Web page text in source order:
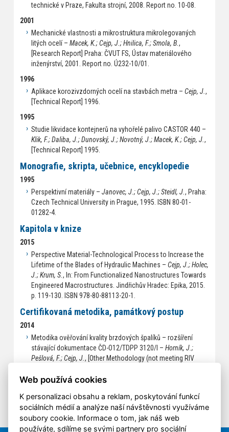
technické v Praze, Fakulta strojní, 2008. Report no. 10-08.
2001
Mechanické vlastnosti a mikrostruktura mikrolegovaných
litých ocelí – Macek, K.; Cejp, J.; Hnilica, F.; Smola, B.,
[Research Report] Praha: ČVUT FS, Ústav materiálového
inženýrství, 2001. Report no. Ú232-10/01.
1996
Aplikace korozivzdorných ocelí na stavbách metra – Cejp, J.,
[Technical Report] 1996.
1995
Studie likvidace kontejnerů na vyhořelé palivo CASTOR 440 –
Klik, F.; Daliba, J.; Dunovský, J.; Novotný, J.; Macek, K.; Cejp, J.,
[Technical Report] 1995.
Monografie, skripta, učebnice, encyklopedie
1995
Perspektivní materiály – Janovec, J.; Cejp, J.; Steidl, J., Praha:
Czech Technical University in Prague, 1995. ISBN 80-01-
01282-4.
Kapitola v knize
2015
Perspective Material-Technological Process to Increase the
Lifetime of the Blades of Hydraulic Machines – Cejp, J.; Holec,
J.; Krum, S., In: From Functionalized Nanostructures Towards
Engineered Macrostructures. Jindřichův Hradec: Epika, 2015.
p. 119-130. ISBN 978-80-88113-20-1.
Certifikovaná metodika, památkový postup
2014
Metodika ověřování kvality brzdových špalíků – rozšíření
stávající dokumentace ČD-O12/TDPP 3120/I – Horník, J.;
Pešlová, F.; Cejp, J., [Other Methodology (not meeting RIV
Web používá cookies
K personalizaci obsahu a reklam, poskytování funkcí
sociálních médií a analýze naší návštěvnosti využíváme
soubory cookie. Informace o tom, jak náš web
používáte, sdílíme se svými partnery pro sociální